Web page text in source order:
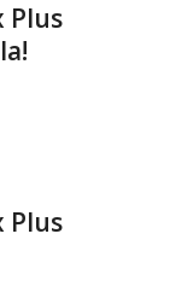
Plus
Plus